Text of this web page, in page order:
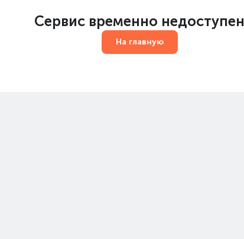
Сервис временно недоступен
На главную